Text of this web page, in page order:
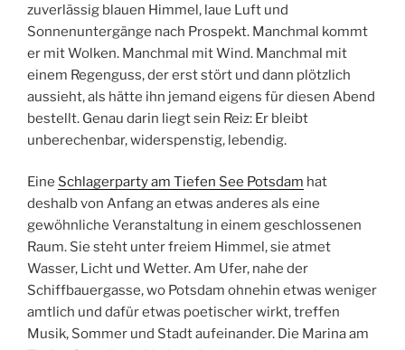
zuverlässig blauen Himmel, laue Luft und
Sonnenuntergänge nach Prospekt. Manchmal kommt
er mit Wolken. Manchmal mit Wind. Manchmal mit
einem Regenguss, der erst stört und dann plötzlich
aussieht, als hätte ihn jemand eigens für diesen Abend
bestellt. Genau darin liegt sein Reiz: Er bleibt
unberechenbar, widerspenstig, lebendig.
Eine Schlagerparty am Tiefen See Potsdam hat
deshalb von Anfang an etwas anderes als eine
gewöhnliche Veranstaltung in einem geschlossenen
Raum. Sie steht unter freiem Himmel, sie atmet
Wasser, Licht und Wetter. Am Ufer, nahe der
Schiffbauergasse, wo Potsdam ohnehin etwas weniger
amtlich und dafür etwas poetischer wirkt, treffen
Musik, Sommer und Stadt aufeinander. Die Marina am